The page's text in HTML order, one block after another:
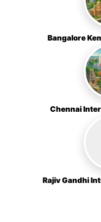
Bangalore
Chennai
Rajiv Gandhi